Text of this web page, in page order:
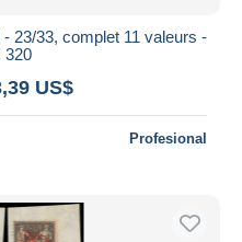
23/33, complet 11 valeurs -
320
US$
Profesional